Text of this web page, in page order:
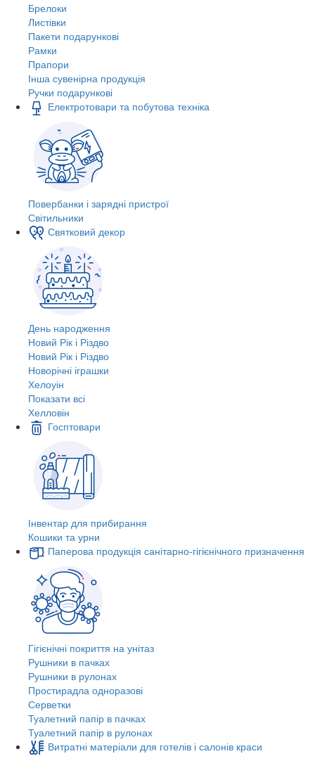
Брелоки
Листівки
Пакети подарункові
Рамки
Прапори
Інша сувенірна продукція
Ручки подарункові
Електротовари та побутова техніка
Повербанки і зарядні пристрої
Світильники
Святковий декор
День народження
Новий Рік і Різдво
Новий Рік і Різдво
Новорічні іграшки
Хелоуін
Показати всі
Хелловін
Госптовари
Інвентар для прибирання
Кошики та урни
Паперова продукція санітарно-гігієнічного призначення
Гігієнічні покриття на унітаз
Рушники в пачках
Рушники в рулонах
Простирадла одноразові
Серветки
Туалетний папір в пачках
Туалетний папір в рулонах
Витратні матеріали для готелів і салонів краси